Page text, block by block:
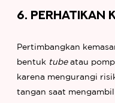
6. PERHATIKAN
Pertimbangkan
bentuk tubeatau
karena mengurangi
tangan saat mengambil